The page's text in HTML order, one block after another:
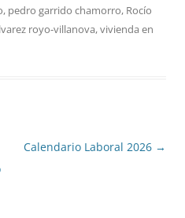
, pedro garrido chamorro, Rocío
royo-villanova,vivienda en
Calendario Laboral 2026 →